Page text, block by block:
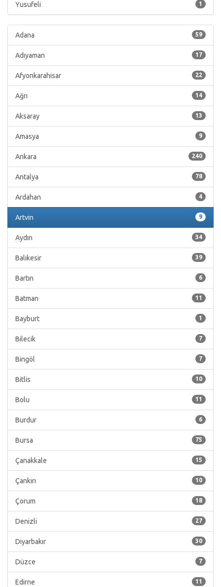
1
Yusufeli
59
Adana
17
Adıyaman
22
Afyonkarahisar
14
Ağrı
13
Aksaray
9
Amasya
240
Ankara
78
Antalya
4
Ardahan
9
Artvin
34
Aydın
39
Balıkesir
6
Bartın
11
Batman
1
Bayburt
7
Bilecik
7
Bingöl
10
Bitlis
11
Bolu
6
Burdur
75
Bursa
15
Çanakkale
10
Çankırı
18
Çorum
27
Denizli
30
Diyarbakır
7
Düzce
11
Edirne